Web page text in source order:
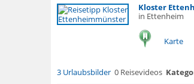
Kloster
in Ettenheim
Karte
3 Urlaubsbilder 0 Reisevideos